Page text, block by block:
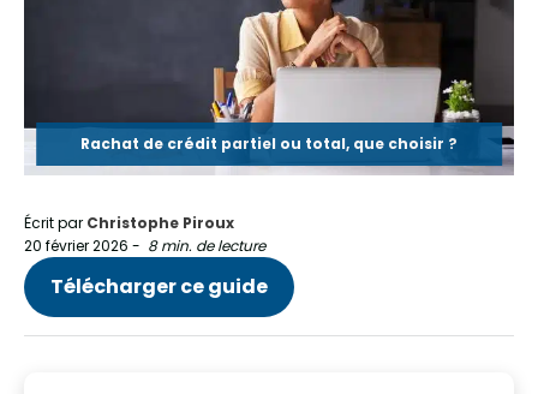
Rachat de crédit partiel ou total, que choisir ?
Écrit par Christophe Piroux
20 février 2026 - 8 min. de lecture
Télécharger ce guide